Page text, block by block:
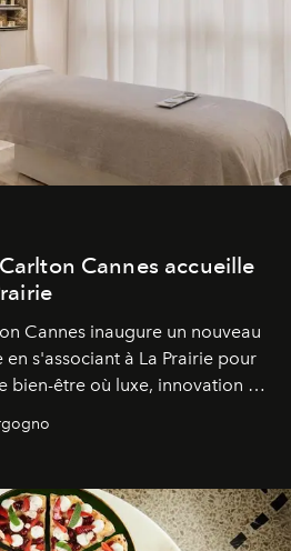
Cannes accueille
Cannes inaugure un nouveau
s'associant à La Prairie pour
bien-être où luxe, innovation et